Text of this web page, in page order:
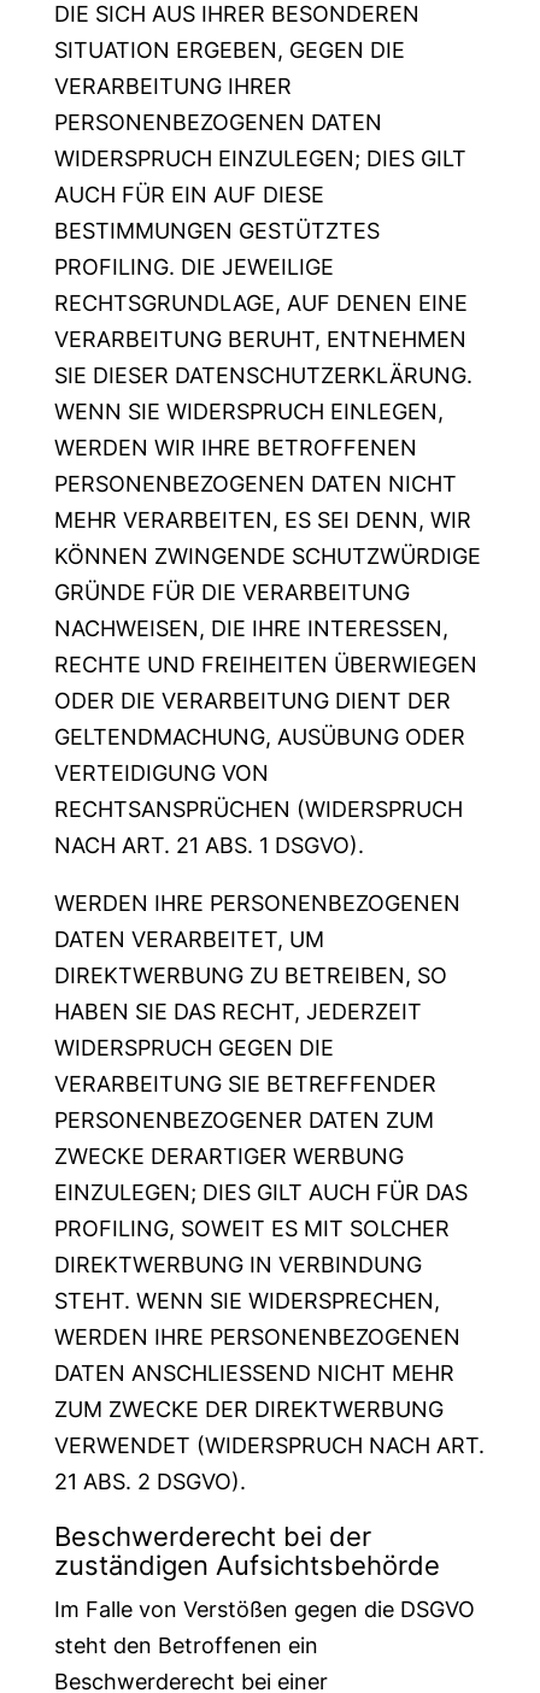
DIE SICH AUS IHRER BESONDEREN
SITUATION ERGEBEN, GEGEN DIE
VERARBEITUNG IHRER
PERSONENBEZOGENEN DATEN
WIDERSPRUCH EINZULEGEN; DIES GILT
AUCH FÜR EIN AUF DIESE
BESTIMMUNGEN GESTÜTZTES
PROFILING. DIE JEWEILIGE
RECHTSGRUNDLAGE, AUF DENEN EINE
VERARBEITUNG BERUHT, ENTNEHMEN
SIE DIESER DATENSCHUTZERKLÄRUNG.
WENN SIE WIDERSPRUCH EINLEGEN,
WERDEN WIR IHRE BETROFFENEN
PERSONENBEZOGENEN DATEN NICHT
MEHR VERARBEITEN, ES SEI DENN, WIR
KÖNNEN ZWINGENDE SCHUTZWÜRDIGE
GRÜNDE FÜR DIE VERARBEITUNG
NACHWEISEN, DIE IHRE INTERESSEN,
RECHTE UND FREIHEITEN ÜBERWIEGEN
ODER DIE VERARBEITUNG DIENT DER
GELTENDMACHUNG, AUSÜBUNG ODER
VERTEIDIGUNG VON
RECHTSANSPRÜCHEN (WIDERSPRUCH
NACH ART. 21 ABS. 1 DSGVO).
WERDEN IHRE PERSONENBEZOGENEN
DATEN VERARBEITET, UM
DIREKTWERBUNG ZU BETREIBEN, SO
HABEN SIE DAS RECHT, JEDERZEIT
WIDERSPRUCH GEGEN DIE
VERARBEITUNG SIE BETREFFENDER
PERSONENBEZOGENER DATEN ZUM
ZWECKE DERARTIGER WERBUNG
EINZULEGEN; DIES GILT AUCH FÜR DAS
PROFILING, SOWEIT ES MIT SOLCHER
DIREKTWERBUNG IN VERBINDUNG
STEHT. WENN SIE WIDERSPRECHEN,
WERDEN IHRE PERSONENBEZOGENEN
DATEN ANSCHLIESSEND NICHT MEHR
ZUM ZWECKE DER DIREKTWERBUNG
VERWENDET (WIDERSPRUCH NACH ART.
21 ABS. 2 DSGVO).
Beschwerde­recht bei der
zuständigen Aufsichts­behörde
Im Falle von Verstößen gegen die DSGVO
steht den Betroffenen ein
Beschwerderecht bei einer